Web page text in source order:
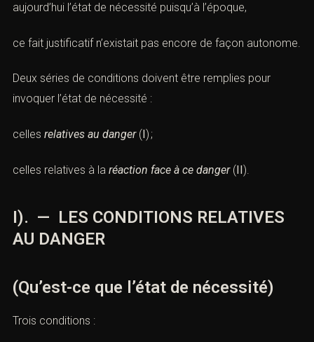
aujourd’hui l’état de nécessité puisqu’à l’époque,
ce fait justificatif n’existait pas encore de façon autonome.
Deux séries de conditions doivent être remplies pour
invoquer l’état de nécessité :
celles relatives au danger(I) ;
celles relatives à la réaction face à ce danger(II).
I). — LES CONDITIONS RELATIVES
AU DANGER
(Qu’est-ce que l’état de nécessité)
Trois conditions :